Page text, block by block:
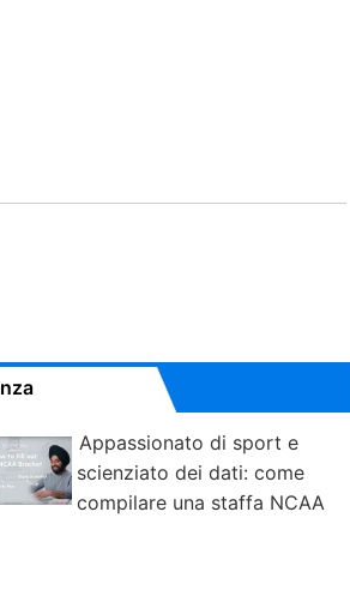
Appassionato di sport e
scienziato dei dati: come
compilare una staffa NCAA